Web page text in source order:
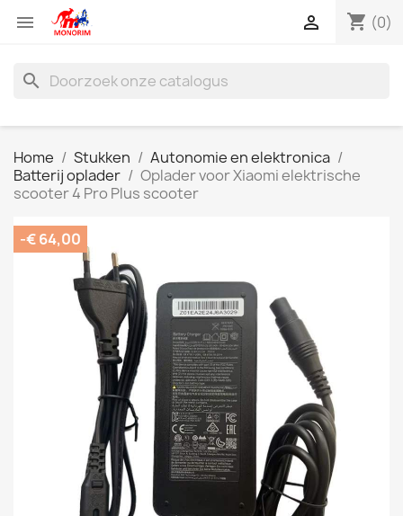
 shopping_cart (0)

search
Home Stukken
Autonomie en elektronica
Batterij oplader
Oplader voor Xiaomi elektrische
scooter 4 Pro Plus scooter
-€ 64,00